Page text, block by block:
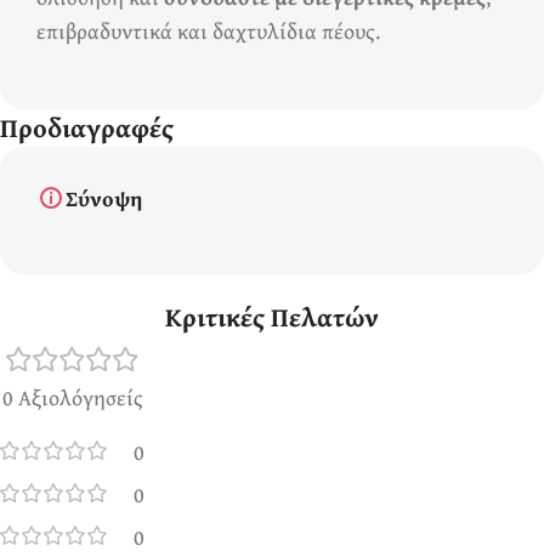
επιβραδυντικά και δαχτυλίδια πέους.
Προδιαγραφές
Σύνοψη
Κριτικές Πελατών
0 Αξιολόγησείς
0
0
0